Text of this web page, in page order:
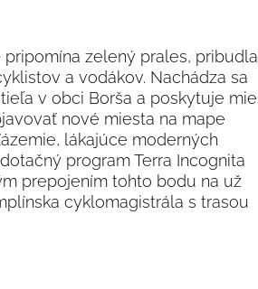
zelený prales, pribudla
a vodákov. Nachádza sa
v obci Borša a poskytuje
nové miesta na mape
lákajúce moderných
program Terra Incognita
prepojením tohto bodu na už
cyklomagistrála s trasou